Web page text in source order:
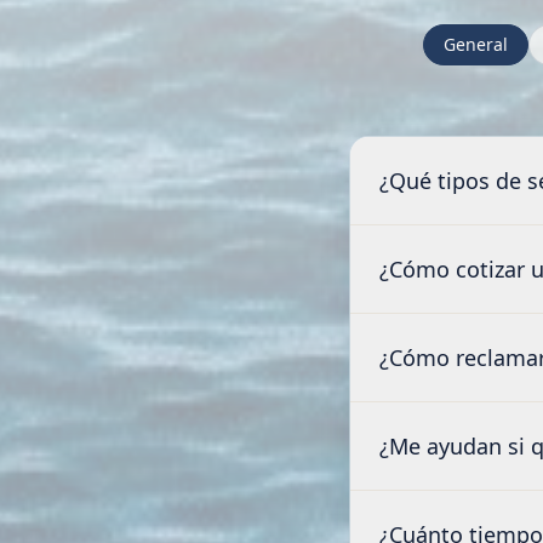
General
¿Qué tipos de
¿Cómo cotizar
¿Cómo
¿Me ayudan si
¿Cuánto